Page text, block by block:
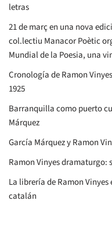
letras
21 de març en una nova
col.lectiu Manacor Poètic
Mundial de la Poesia, una
Cronología de Ramon
1925
Barranquilla como puerto
Márquez
García Márquez y Ramon
Ramon Vinyes dramaturgo:
La librería de Ramon
catalán